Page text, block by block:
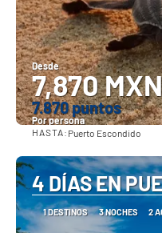
Desde
7,870 MXN
7.870 puntos
Por persona
HASTA: Puerto Escondido
4 DÍAS EN
1 DESTINOS 3 NOCHES 2